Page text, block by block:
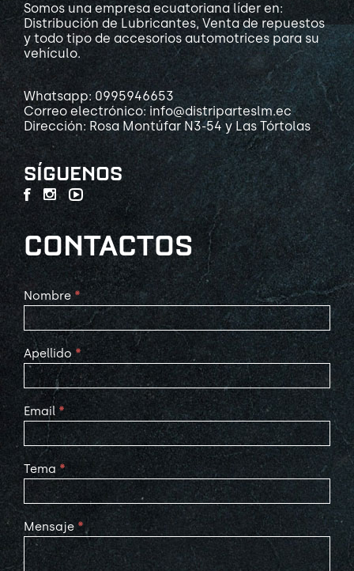
Somos una empresa ecuatoriana líder en:
Distribución de Lubricantes, Venta de repuestos
y todo tipo de accesorios automotrices para su
vehículo.
Whatsapp: 0995946653
Correo electrónico: info@distriparteslm.ec
Dirección: Rosa Montúfar N3-54 y Las Tórtolas
SÍGUENOS
CONTACTOS
Contact
Us
Nombre *
Apellido *
Email *
Tema *
Mensaje *